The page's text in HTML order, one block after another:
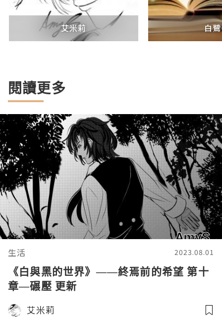
艾米莉 白鷺
閱讀更多
生活 2023.08.01
《白與黑的世界》——終焉前的希望 第十
章—碾壓 更新
艾米莉